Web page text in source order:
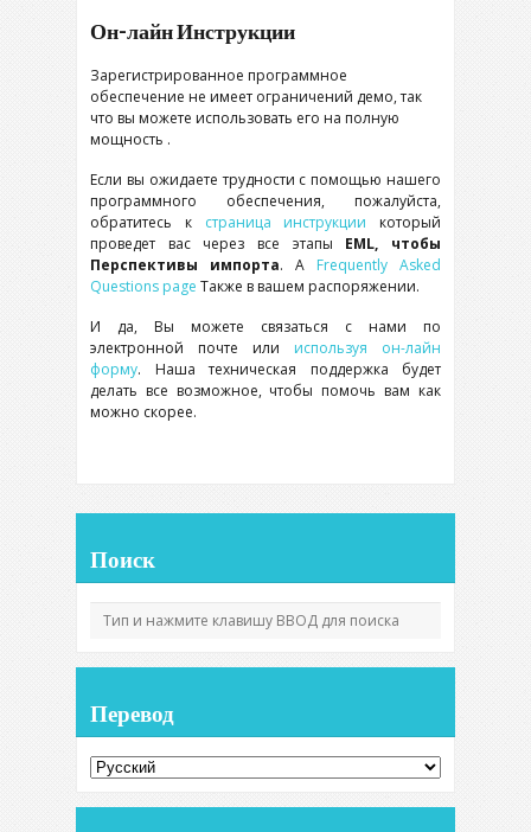
Он-лайн Инструкции
Зарегистрированное программное
обеспечение не имеет ограничений демо, так
что вы можете использовать его на полную
мощность .
Если вы ожидаете трудности с помощью нашего
программного обеспечения, пожалуйста,
обратитесь к страница инструкции который
проведет вас через все этапы EML, чтобы
Перспективы импорта. А Frequently Asked
Questions page Также в вашем распоряжении.
И да, Вы можете связаться с нами по
электронной почте или используя он-лайн
форму. Наша техническая поддержка будет
делать все возможное, чтобы помочь вам как
можно скорее.
Поиск
Перевод